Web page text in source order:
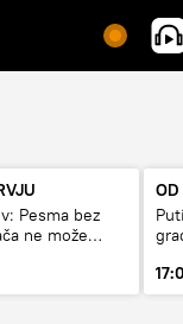
Pesma bez
ne može
OD